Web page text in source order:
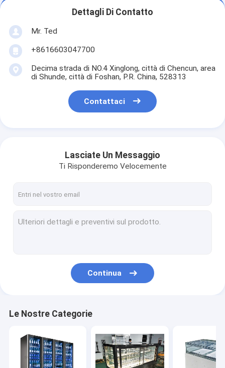
Dettagli Di Contatto
Mr. Ted
+8616603047700
Decima strada di NO.4 Xinglong, città di Chencun, area
di Shunde, città di Foshan, P.R. China, 528313
Contattaci
Lasciate Un Messaggio
Ti Risponderemo Velocemente
Continua
Le Nostre Categorie